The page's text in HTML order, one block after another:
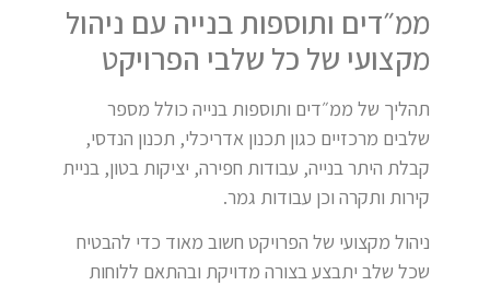
ממ״דים ותוספות בנייה עם ניהול
מקצועי של כל שלבי הפרויקט
תהליך של ממ״דים ותוספות בנייה כולל מספר
שלבים מרכזיים כגון תכנון אדריכלי, תכנון הנדסי,
קבלת היתר בנייה, עבודות חפירה, יציקות בטון, בניית
קירות ותקרה וכן עבודות גמר.
ניהול מקצועי של הפרויקט חשוב מאוד כדי להבטיח
שכל שלב יתבצע בצורה מדויקת ובהתאם ללוחות